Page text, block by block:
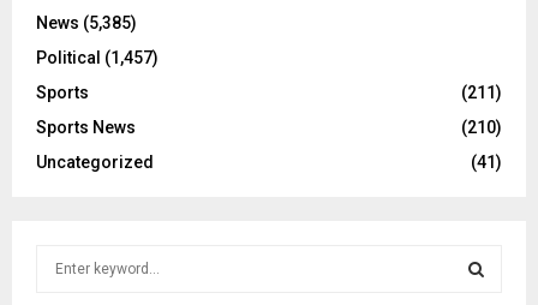
News (5,385)
Political (1,457)
Sports
(211)
Sports News
(210)
Uncategorized
(41)